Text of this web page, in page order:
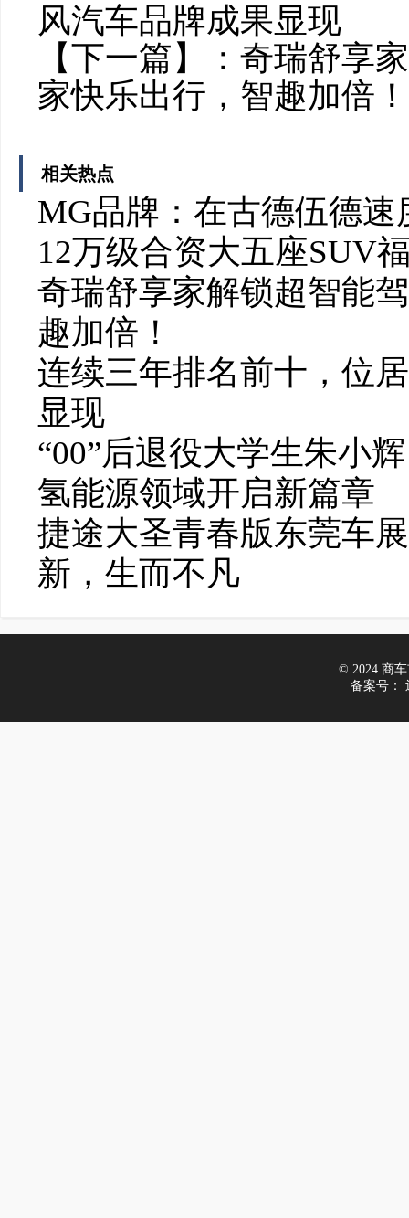
风汽车品牌成果显现
【下一篇】： 奇瑞舒享
家快乐出行，智趣加倍！
相关热点
MG品牌：在古德伍德
12万级合资大五座SUV
奇瑞舒享家解锁超智能
趣加倍！
连续三年排名前十，位
显现
“00”后退役大学生朱小
氢能源领域开启新篇章
捷途大圣青春版东莞车
新，生而不凡
© 2024 商车
备案号：